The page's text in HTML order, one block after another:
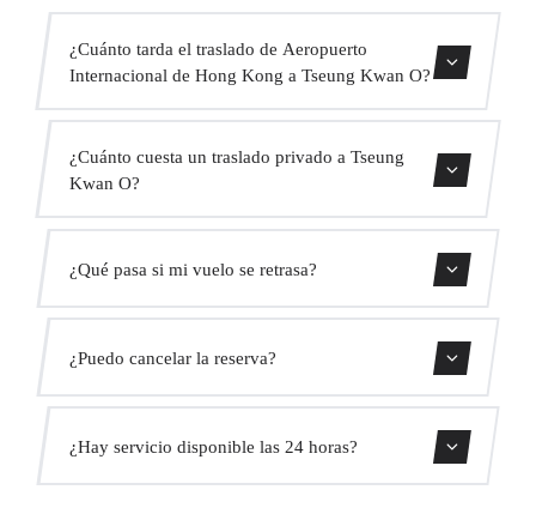
¿Cuánto tarda el traslado de Aeropuerto
Internacional de Hong Kong a Tseung Kwan O?
¿Cuánto cuesta un traslado privado a Tseung
Kwan O?
Usa nuestro formulario de reserva para obtener un precio
fijo al instante. Sin cargos ocultos.
¿Qué pasa si mi vuelo se retrasa?
conductor ajustará automáticamente la hora de recogida
sin coste adicional.
¿Puedo cancelar la reserva?
recogida.
¿Hay servicio disponible las 24 horas?